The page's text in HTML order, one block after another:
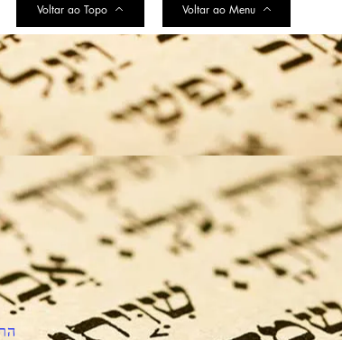
Voltar ao Topo Voltar ao Menu